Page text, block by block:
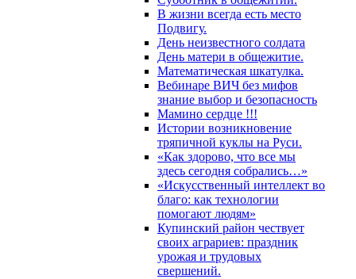
В жизни всегда есть место
Подвигу.
День неизвестного солдата
День матери в общежитие.
Математическая шкатулка.
Вебинаре ВИЧ без мифов
знание выбор и безопасность
Мамино сердце !!!
Истории возникновение
тряпичной куклы на Руси.
«Как здорово, что все мы
здесь сегодня собрались…»
«Искусственный интеллект во
благо: как технологии
помогают людям»
Купинский район чествует
своих аграриев: праздник
урожая и трудовых
свершений.